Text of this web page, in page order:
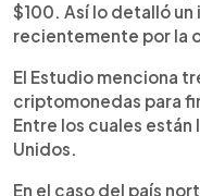
$100. Así lo detalló
recientemente por la
El Estudio menciona
criptomonedas para
Entre los cuales están
Unidos.
En el caso del país